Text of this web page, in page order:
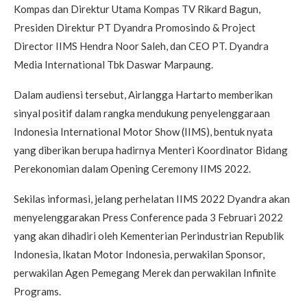
Kompas dan Direktur Utama Kompas TV Rikard Bagun,
Presiden Direktur PT Dyandra Promosindo & Project
Director IIMS Hendra Noor Saleh, dan CEO PT. Dyandra
Media International Tbk Daswar Marpaung.
Dalam audiensi tersebut, Airlangga Hartarto memberikan
sinyal positif dalam rangka mendukung penyelenggaraan
Indonesia International Motor Show (IIMS), bentuk nyata
yang diberikan berupa hadirnya Menteri Koordinator Bidang
Perekonomian dalam Opening Ceremony IIMS 2022.
Sekilas informasi, jelang perhelatan IIMS 2022 Dyandra akan
menyelenggarakan Press Conference pada 3 Februari 2022
yang akan dihadiri oleh Kementerian Perindustrian Republik
Indonesia, Ikatan Motor Indonesia, perwakilan Sponsor,
perwakilan Agen Pemegang Merek dan perwakilan Infinite
Programs.